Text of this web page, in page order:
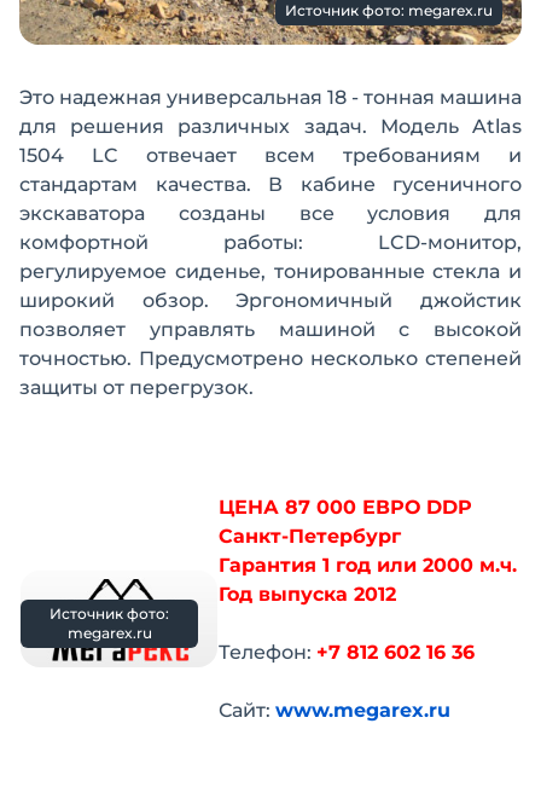
Источник фото: megarex.ru
Это надежная универсальная 18 - тонная машина
для решения различных задач. Модель Atlas
1504 LC отвечает всем требованиям и
стандартам качества. В кабине гусеничного
экскаватора созданы все условия для
комфортной работы: LCD-монитор,
регулируемое сиденье, тонированные стекла и
широкий обзор. Эргономичный джойстик
позволяет управлять машиной с высокой
точностью. Предусмотрено несколько степеней
защиты от перегрузок.
Источник фото:
megarex.ru
ЦЕНА 87 000 ЕВРО DDP
Санкт-Петербург
Гарантия 1 год или 2000 м.ч.
Год выпуска 2012
Телефон: +7 812 602 16 36
Сайт: www.megarex.ru